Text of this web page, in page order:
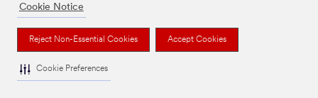
Cookie Notice
Reject Non-Essential Cookies Accept Cookies
Cookie Preferences